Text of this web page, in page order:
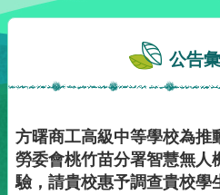
公告
方曙商工高級中等學校為推
勞委會桃竹苗分署智慧無人
驗，請貴校惠予調查貴校學